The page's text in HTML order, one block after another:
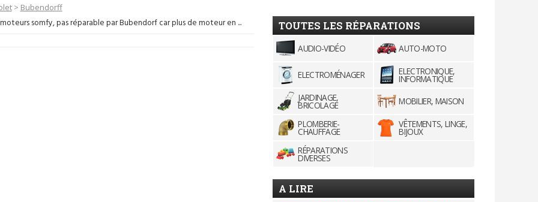
> Bubendorff
somfy, pas réparable par Bubendorf car plus de moteur en ... TOUTES LES RÉPARATIONS
AUDIO-VIDÉO AUTO-MOTO
ELECTROMÉNAGER ELECTRONIQUE,
INFORMATIQUE
JARDINAGE,
BRICOLAGE
MOBILIER, MAISON
PLOMBERIE-
CHAUFFAGE
VÊTEMENTS, LINGE,
BIJOUX
RÉPARATIONS
DIVERSES
A LIRE